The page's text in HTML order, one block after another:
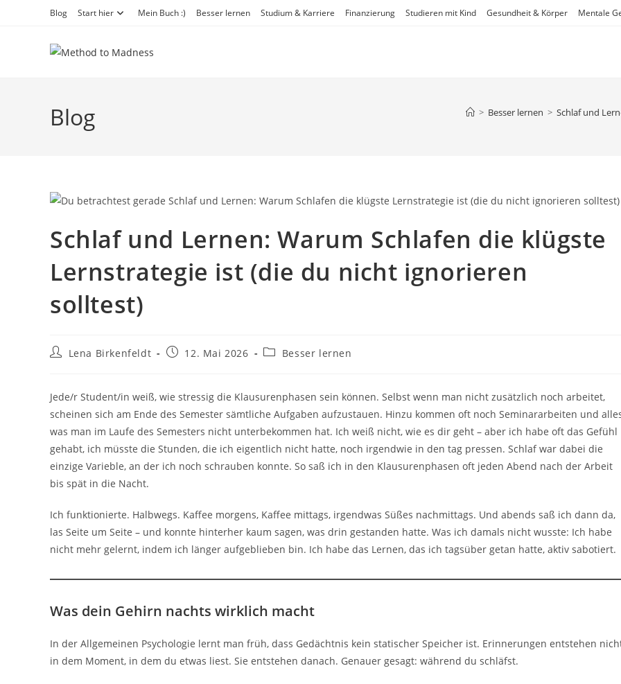
Blog Start hier Mein Buch :) Besser lernen Studium & Karriere Finanzierung Studieren mit Kind Gesundheit & Körper Mentale
Blog > Besser lernen > Schlaf und
Schlaf und Lernen: Warum Schlafen die klügste
Lernstrategie ist (die du nicht ignorieren
solltest)
Beitrags-
Lena Birkenfeldt
Beitrag12. Mai 2026
Beitrags-
Besser lernen
Jede/r Student/in weiß, wie stressig die Klausurenphasen sein können. Selbst wenn man nicht zusätzlich noch arbeitet,
scheinen sich am Ende des Semester sämtliche Aufgaben aufzustauen. Hinzu kommen oft noch Seminararbeiten und
was man im Laufe des Semesters nicht unterbekommen hat. Ich weiß nicht, wie es dir geht – aber ich habe oft das Gefühl
gehabt, ich müsste die Stunden, die ich eigentlich nicht hatte, noch irgendwie in den tag pressen. Schlaf war dabei die
einzige Varieble, an der ich noch schrauben konnte. So saß ich in den Klausurenphasen oft jeden Abend nach der Arbeit
bis spät in die Nacht.
Ich funktionierte. Halbwegs. Kaffee morgens, Kaffee mittags, irgendwas Süßes nachmittags. Und abends saß ich dann da,
las Seite um Seite – und konnte hinterher kaum sagen, was drin gestanden hatte. Was ich damals nicht wusste: Ich habe
nicht mehr gelernt, indem ich länger aufgeblieben bin. Ich habe das Lernen, das ich tagsüber getan hatte, aktiv sabotiert.
Was dein Gehirn nachts wirklich macht
In der Allgemeinen Psychologie lernt man früh, dass Gedächtnis kein statischer Speicher ist. Erinnerungen entstehen
in dem Moment, in dem du etwas liest. Sie entstehen danach. Genauer gesagt: während du schläfst.